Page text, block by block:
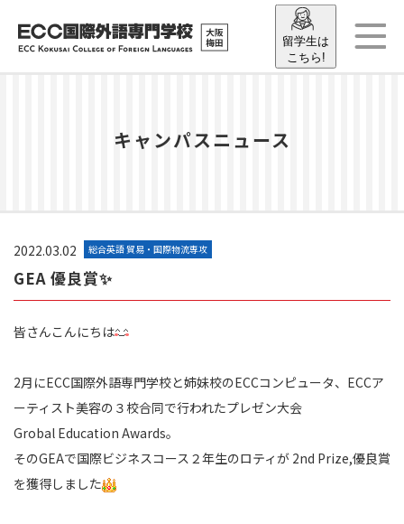
留学生は
こちら!
キャンパスニュース
2022.03.02 総合英語 貿易・国際物流専攻
GEA 優良賞✨
皆さんこんにちは
2月にECC国際外語専門学校と姉妹校のECCコンピュータ、ECCア
ーティスト美容の３校合同で行われたプレゼン大会
Grobal Education Awards。
そのGEAで国際ビジネスコース２年生のロティが 2nd Prize,優良賞
を獲得しました